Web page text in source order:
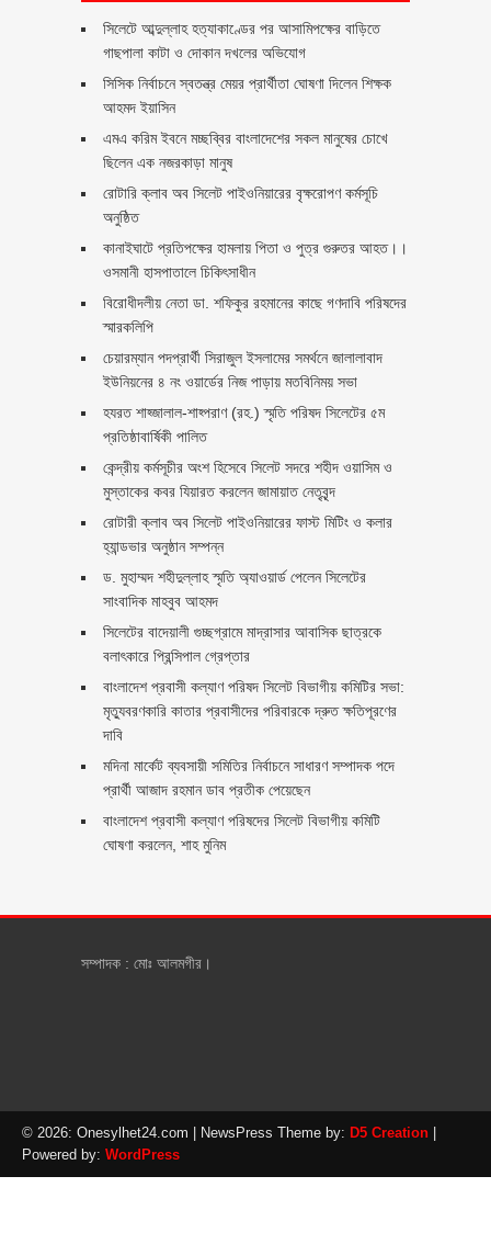
সিলেটে আব্দুল্লাহ হত্যাকাণ্ডের পর আসামিপক্ষের বাড়িতে
গাছপালা কাটা ও দোকান দখলের অভিযোগ
সিসিক নির্বাচনে স্বতন্ত্র মেয়র প্রার্থীতা ঘোষণা দিলেন শিক্ষক
আহমদ ইয়াসিন
এমএ করিম ইবনে মচ্ছব্বির বাংলাদেশের সকল মানুষের চোখে
ছিলেন এক নজরকাড়া মানুষ ‎
রোটারি ক্লাব অব সিলেট পাইওনিয়ারের বৃক্ষরোপণ কর্মসূচি
অনুষ্ঠিত
কানাইঘাটে প্রতিপক্ষের হামলায় পিতা ও পুত্র গুরুতর আহত।।
ওসমানী হাসপাতালে চিকিৎসাধীন
বিরোধীদলীয় নেতা ডা. শফিকুর রহমানের কাছে গণদাবি পরিষদের
স্মারকলিপি ‎
চেয়ারম্যান পদপ্রার্থী সিরাজুল ইসলামের সমর্থনে জালালাবাদ
ইউনিয়নের ৪ নং ওয়ার্ডের নিজ পাড়ায় মতবিনিময় সভা
হযরত শাহ্জালাল-শাহ্পরাণ (রহ.) স্মৃতি পরিষদ সিলেটের ৫ম
প্রতিষ্ঠাবার্ষিকী পালিত ‎​
কেন্দ্রীয় কর্মসূচীর অংশ হিসেবে সিলেট সদরে শহীদ ওয়াসিম ও
মুস্তাকের কবর যিয়ারত করলেন জামায়াত নেতৃবৃন্দ ‎
রোটারী ক্লাব অব সিলেট পাইওনিয়ারের ফাস্ট মিটিং ও কলার
হ্যান্ডভার অনুষ্ঠান সম্পন্ন
ড. মুহাম্মদ শহীদুল্লাহ স্মৃতি অ্যাওয়ার্ড পেলেন সিলেটের
সাংবাদিক মাহবুব আহমদ
সিলেটের বাদেয়ালী গুচ্ছগ্রামে মাদ্রাসার আবাসিক ছাত্রকে
বলাৎকারে প্রিন্সিপাল গ্রেপ্তার ‎
বাংলাদেশ প্রবাসী কল্যাণ পরিষদ সিলেট বিভাগীয় কমিটির সভা:
মৃত্যুবরণকারি কাতার প্রবাসীদের পরিবারকে দ্রুত ক্ষতিপূরণের
দাবি
মদিনা মার্কেট ব্যবসায়ী সমিতির নির্বাচনে সাধারণ সম্পাদক পদে
প্রার্থী আজাদ রহমান ডাব প্রতীক পেয়েছেন ‎
‎বাংলাদেশ প্রবাসী কল্যাণ পরিষদের সিলেট বিভাগীয় কমিটি
ঘোষণা করলেন, শাহ মুনিম
সম্পাদক : মোঃ আলমগীর।
© 2026: Onesylhet24.com | NewsPress Theme by: D5 Creation
Powered by: WordPress